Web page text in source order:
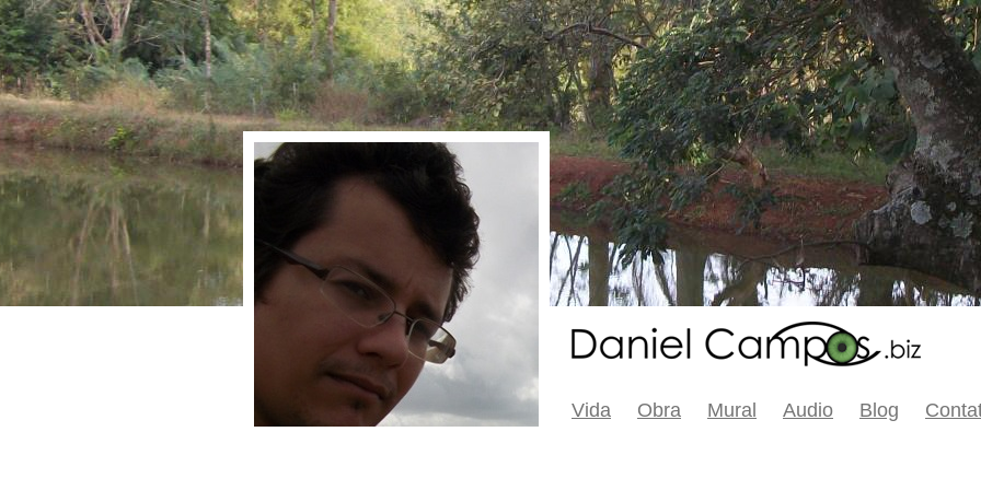
Vida Obra Mural Audio Blog